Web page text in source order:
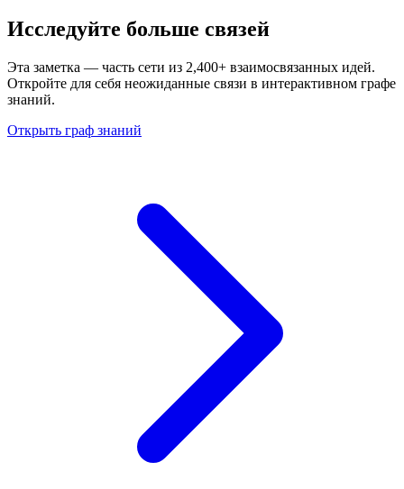
Исследуйте больше связей
Эта заметка — часть сети из 2,400+ взаимосвязанных идей.
Откройте для себя неожиданные связи в интерактивном графе
знаний.
Открыть граф знаний